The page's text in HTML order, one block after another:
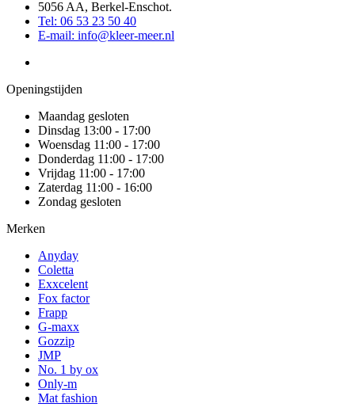
5056 AA, Berkel-Enschot.
Tel: 06 53 23 50 40
E-mail: info@kleer-meer.nl
Openingstijden
Maandag gesloten
Dinsdag 13:00 - 17:00
Woensdag 11:00 - 17:00
Donderdag 11:00 - 17:00
Vrijdag 11:00 - 17:00
Zaterdag 11:00 - 16:00
Zondag gesloten
Merken
Anyday
Coletta
Exxcelent
Fox factor
Frapp
G-maxx
Gozzip
JMP
No. 1 by ox
Only-m
Mat fashion